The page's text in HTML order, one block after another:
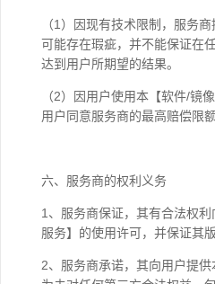
（1）因现有技术限制，服务
可能存在瑕疵，并不能保证在
达到用户所期望的结果。
（2）因用户使用本【软件/镜
用户同意服务商的最高赔偿限
六、服务商的权利义务
1、服务商保证，其有合法权
服务】的使用许可，并保证其
2、服务商承诺，其向用户提